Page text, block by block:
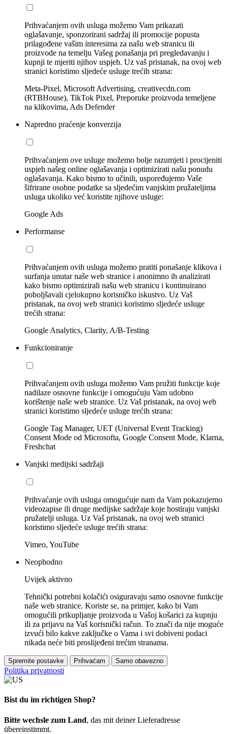
Prihvaćanjem ovih usluga možemo Vam prikazati
oglašavanje, sponzorirani sadržaj ili promocije popusta
prilagođene vašim interesima za našu web stranicu ili
proizvode na temelju Vašeg ponašanja pri pregledavanju i
kupnji te mjeriti njihov uspjeh. Uz vaš pristanak, na ovoj web
stranici koristimo sljedeće usluge trećih strana:
Meta-Pixel, Microsoft Advertising, creativecdn.com
(RTBHouse), TikTok Pixel, Preporuke proizvoda temeljene
na klikovima, Ads Defender
Napredno praćenje konverzija
Prihvaćanjem ove usluge možemo bolje razumjeti i procijeniti
uspjeh našeg online oglašavanja i optimizirati našu ponudu
oglašavanja. Kako bismo to učinili, uspoređujemo Vaše
šifrirane osobne podatke sa sljedećim vanjskim pružateljima
usluga ukoliko već koristite njihove usluge:
Google Ads
Performanse
Prihvaćanjem ovih usluga možemo pratiti ponašanje klikova i
surfanja unutar naše web stranice i anonimno ih analizirati
kako bismo optimizirali našu web stranicu i kontinuirano
poboljšavali cjelokupno korisničko iskustvo. Uz Vaš
pristanak, na ovoj web stranici koristimo sljedeće usluge
trećih strana:
Google Analytics, Clarity, A/B-Testing
Funkcioniranje
Prihvaćanjem ovih usluga možemo Vam pružiti funkcije koje
nadilaze osnovne funkcije i omogućuju Vam udobno
korištenje naše web stranice. Uz Vaš pristanak, na ovoj web
stranici koristimo sljedeće usluge trećih strana:
Google Tag Manager, UET (Universal Event Tracking)
Consent Mode od Microsofta, Google Consent Mode, Klarna,
Freshchat
Vanjski medijski sadržaji
Prihvaćanje ovih usluga omogućuje nam da Vam pokazujemo
videozapise ili druge medijske sadržaje koje hostiraju vanjski
pružatelji usluga. Uz Vaš pristanak, na ovoj web stranici
koristimo sljedeće usluge trećih strana:
Vimeo, YouTube
Neophodno
Uvijek aktivno
Tehnički potrebni kolačići osiguravaju samo osnovne funkcije
naše web stranice. Koriste se, na primjer, kako bi Vam
omogućili prikupljanje proizvoda u Vašoj košarici za kupnju
ili za prijavu na Vaš korisnički račun. To znači da nije moguće
izvući bilo kakve zaključke o Vama i svi dobiveni podaci
nikada neće biti proslijeđeni trećim stranama.
Spremite postavke Prihvaćam Samo obavezno
Politika privatnosti
Bist du im richtigen Shop?
Bitte wechsle zum Land, das mit deiner Lieferadresse
übereinstimmt.